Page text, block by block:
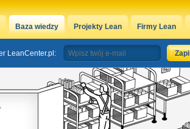
Baza wiedzy Projekty Lean Firmy Lean
LeanCenter.pl: